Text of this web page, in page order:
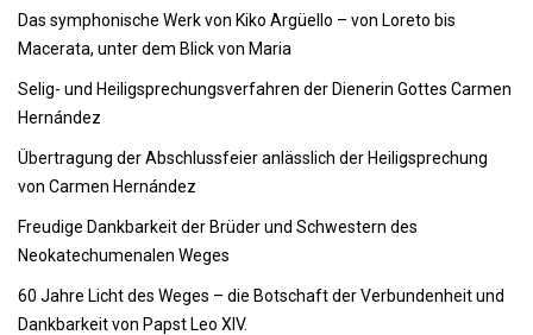
Das symphonische Werk von Kiko Argüello – von Loreto bis
Macerata, unter dem Blick von Maria
Selig- und Heiligsprechungsverfahren der Dienerin Gottes Carmen
Hernández
Übertragung der Abschlussfeier anlässlich der Heiligsprechung
von Carmen Hernández
Freudige Dankbarkeit der Brüder und Schwestern des
Neokatechumenalen Weges
60 Jahre Licht des Weges – die Botschaft der Verbundenheit und
Dankbarkeit von Papst Leo XIV.